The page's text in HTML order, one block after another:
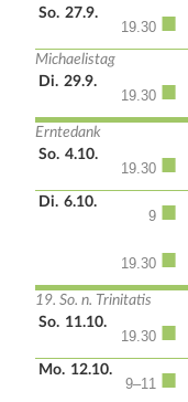
So. 27.9.
19.30 ■
Michaelistag
Di. 29.9.
19.30 ■
Erntedank
So. 4.10.
19.30 ■
Di. 6.10.
9 ■
19.30 ■
19. So. n. Trinitatis
So. 11.10.
19.30 ■
Mo. 12.10.
9–11 ■